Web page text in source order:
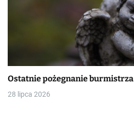
Ostatnie pożegnanie burmistrza
28 lipca 2026